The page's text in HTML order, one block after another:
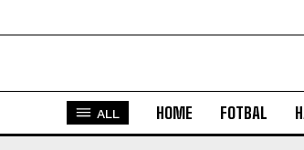
ALL HOME FOTBAL